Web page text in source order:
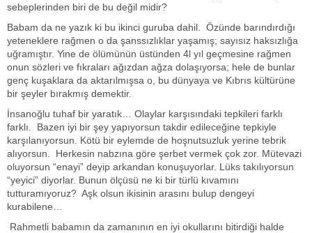
sebeplerinden biri de bu değil midir?
Babam da ne yazık ki bu ikinci guruba dahil. Özünde barındırdığı
yeteneklere rağmen o da şanssızlıklar yaşamış; sayısız haksızlığa
uğramıştır. Yine de ölümünün üstünden 4l yıl geçmesine rağmen
onun sözleri ve fıkraları ağızdan ağza dolaşıyorsa; hele de bunlar
genç kuşaklara da aktarılmışsa o, bu dünyaya ve Kıbrıs kültürüne
bir şeyler bırakmış demektir.
İnsanoğlu tuhaf bir yaratık… Olaylar karşısındaki tepkileri farklı
farklı. Bazen iyi bir şey yapıyorsun takdir edileceğine tepkiyle
karşılanıyorsun. Kötü bir eylemde de hoşnutsuzluk yerine tebrik
alıyorsun. Herkesin nabzına göre şerbet vermek çok zor. Mütevazi
oluyorsun “enayi” deyip arkandan konuşuyorlar. Lüks takılıyorsun
“yeyici” diyorlar. Bunun ölçüsü ne ki bir türlü kıvamını
tutturamıyoruz? Aşk olsun ikisinin arasını bulup dengeyi
kurabilene…
Rahmetli babamın da zamanının en iyi okullarını bitirdiği halde